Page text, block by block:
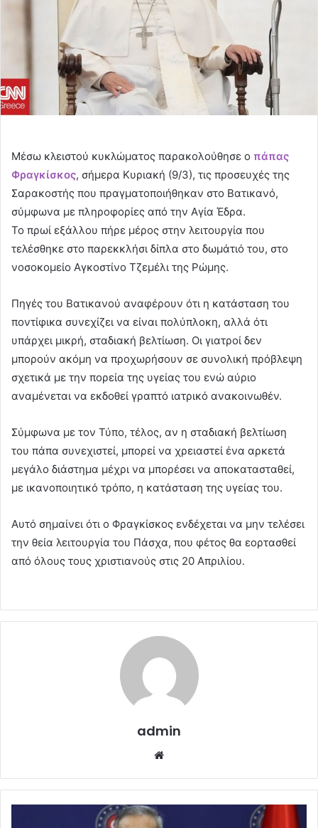
Μέσω κλειστού κυκλώματος παρακολούθησε ο πάπας
Φραγκίσκος, σήμερα Κυριακή (9/3), τις προσευχές της
Σαρακοστής που πραγματοποιήθηκαν στο Βατικανό,
σύμφωνα με πληροφορίες από την Αγία Έδρα.
Το πρωί εξάλλου πήρε μέρος στην λειτουργία που
τελέσθηκε στο παρεκκλήσι δίπλα στο δωμάτιό του, στο
νοσοκομείο Αγκοστίνο Τζεμέλι της Ρώμης.
Πηγές του Βατικανού αναφέρουν ότι η κατάσταση του
ποντίφικα συνεχίζει να είναι πολύπλοκη, αλλά ότι
υπάρχει μικρή, σταδιακή βελτίωση. Οι γιατροί δεν
μπορούν ακόμη να προχωρήσουν σε συνολική πρόβλεψη
σχετικά με την πορεία της υγείας του ενώ αύριο
αναμένεται να εκδοθεί γραπτό ιατρικό ανακοινωθέν.
Σύμφωνα με τον Τύπο, τέλος, αν η σταδιακή βελτίωση
του πάπα συνεχιστεί, μπορεί να χρειαστεί ένα αρκετά
μεγάλο διάστημα μέχρι να μπορέσει να αποκατασταθεί,
με ικανοποιητικό τρόπο, η κατάσταση της υγείας του.
Αυτό σημαίνει ότι ο Φραγκίσκος ενδέχεται να μην τελέσει
την θεία λειτουργία του Πάσχα, που φέτος θα εορτασθεί
από όλους τους χριστιανούς στις 20 Απριλίου.
admin